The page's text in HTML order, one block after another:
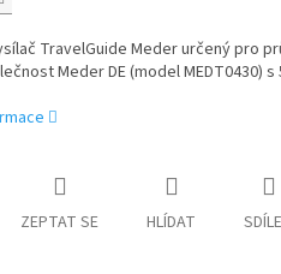
TravelGuide Meder určený pro
Meder DE (model MEDT0430) s
ZEPTAT SE HLÍDAT